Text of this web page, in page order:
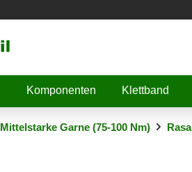
Komponenten Klettband
Mittelstarke Garne (75-100 Nm)